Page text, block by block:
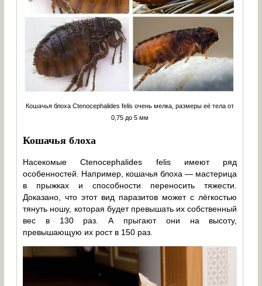
Кошачья блоха Ctenocephalides felis очень мелка, размеры её тела от
0,75 до 5 мм
Кошачья блоха
Насекомые Ctenocephalides felis имеют ряд
особенностей. Например, кошачья блоха — мастерица
в прыжках и способности переносить тяжести.
Доказано, что этот вид паразитов может с лёгкостью
тянуть ношу, которая будет превышать их собственный
вес в 130 раз. А прыгают они на высоту,
превышающую их рост в 150 раз.